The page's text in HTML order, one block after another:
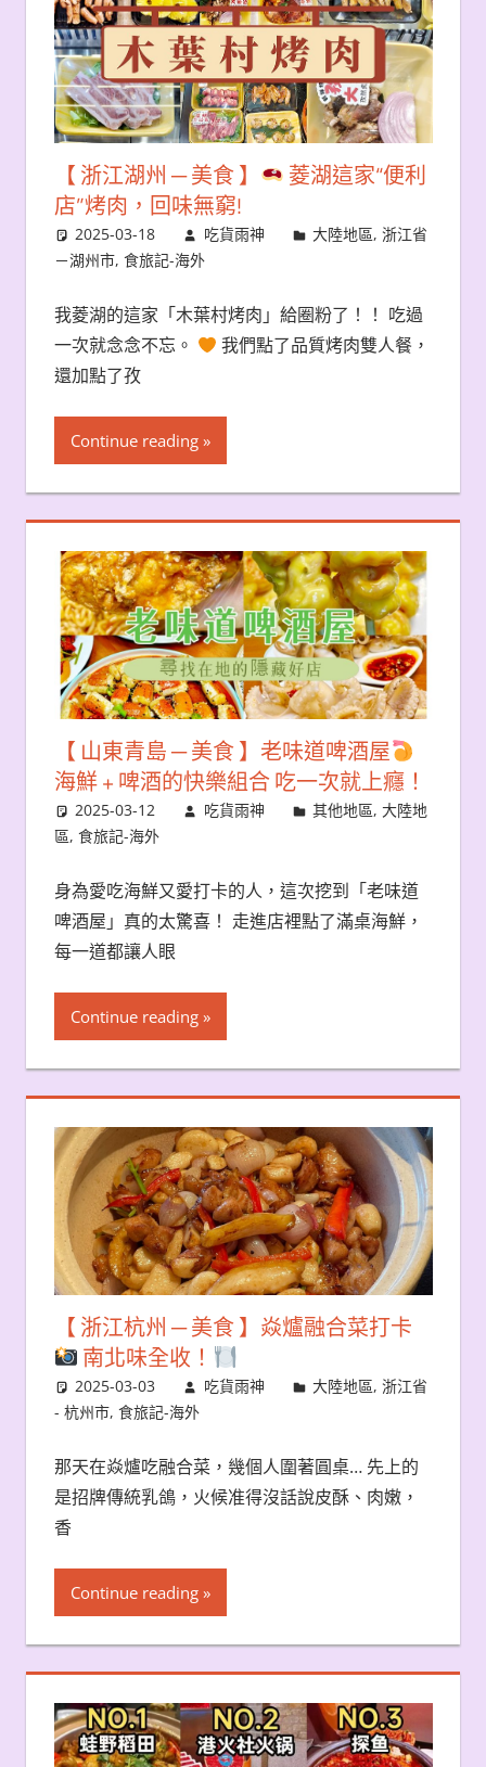
【 浙江湖州 ─ 美食 】
菱湖這家“便利
店”烤肉，回味無窮!
2025-03-18 吃貨雨神 大陸地區,浙江省
－湖州市, 食旅記-海外
我菱湖的這家「木葉村烤肉」給圈粉了！！ 吃過
一次就念念不忘。
我們點了品質烤肉雙人餐，
還加點了孜
Continue reading
【 山東青島 ─ 美食 】老味道啤酒屋
海鮮 + 啤酒的快樂組合 吃一次就上癮！
2025-03-12 吃貨雨神 其他地區,大陸地
區, 食旅記-海外
身為愛吃海鮮又愛打卡的人，這次挖到「老味道
啤酒屋」真的太驚喜！ 走進店裡點了滿桌海鮮，
每一道都讓人眼
Continue reading
【 浙江杭州 ─ 美食 】焱爐融合菜打卡
南北味全收！
2025-03-03 吃貨雨神 大陸地區,浙江省
- 杭州市, 食旅記-海外
那天在焱爐吃融合菜，幾個人圍著圓桌… 先上的
是招牌傳統乳鴿，火候准得沒話說皮酥、肉嫩，
香
Continue reading